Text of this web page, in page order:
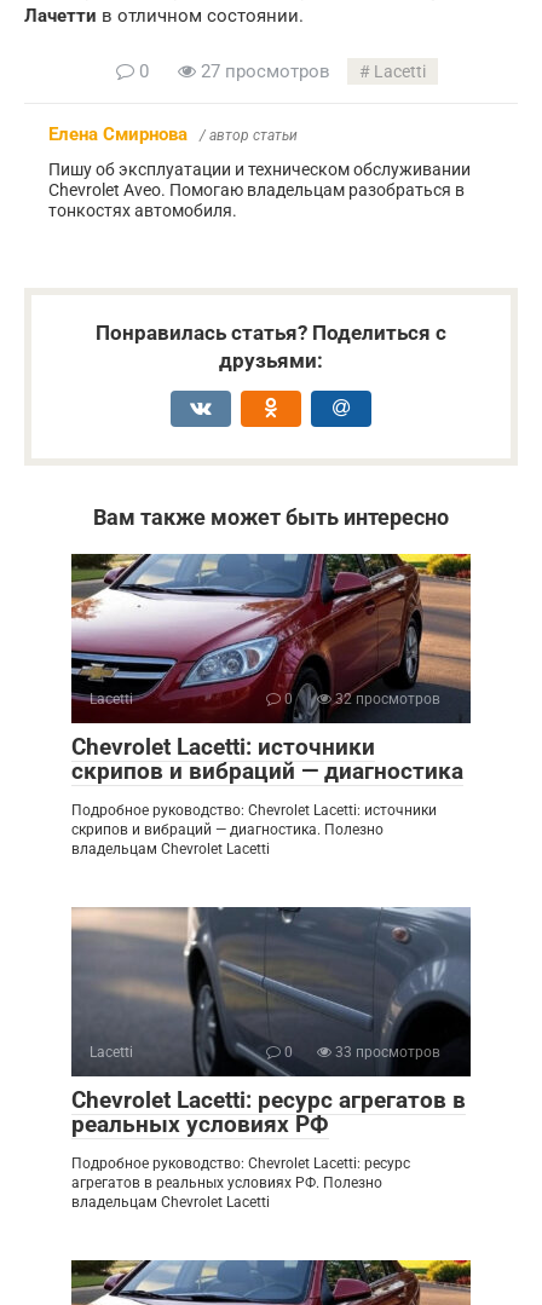
Лачетти в отличном состоянии.
0 27 просмотров Lacetti
Елена Смирнова / автор статьи
Пишу об эксплуатации и техническом обслуживании
Chevrolet Aveo. Помогаю владельцам разобраться в
тонкостях автомобиля.
Понравилась статья? Поделиться с
друзьями:
Вам также может быть интересно
Lacetti 0 32 просмотров
Chevrolet Lacetti: источники
скрипов и вибраций — диагностика
Подробное руководство: Chevrolet Lacetti: источники
скрипов и вибраций — диагностика. Полезно
владельцам Chevrolet Lacetti
Lacetti 0 33 просмотров
Chevrolet Lacetti: ресурс агрегатов в
реальных условиях РФ
Подробное руководство: Chevrolet Lacetti: ресурс
агрегатов в реальных условиях РФ. Полезно
владельцам Chevrolet Lacetti